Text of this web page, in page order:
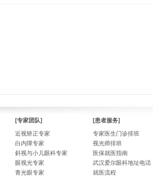
[专家团队]
近视矫正专家
白内障专家
斜视与小儿眼科专家
眼视光专家
青光眼专家
[患者服务]
专家医生门诊排班
视光师排班
医保就医指南
武汉爱尔眼科地址电话
就医流程